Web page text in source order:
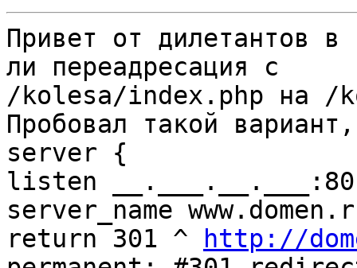
Привет от дилетантов
ли переадресация с
/kolesa/index.php на /
Пробовал такой
server {
listen
server_name
return 301 ^
http://